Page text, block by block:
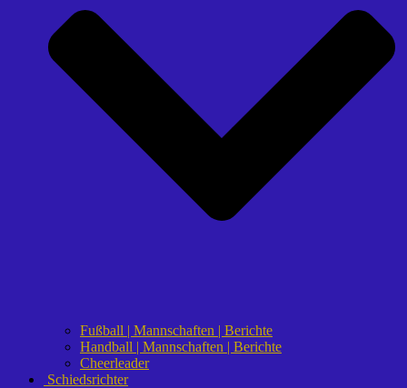
Fußball | Mannschaften | Berichte
Handball | Mannschaften | Berichte
Cheerleader
Schiedsrichter